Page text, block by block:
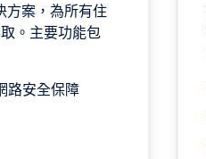
方案，為所有住
。主要功能包
路安全保障